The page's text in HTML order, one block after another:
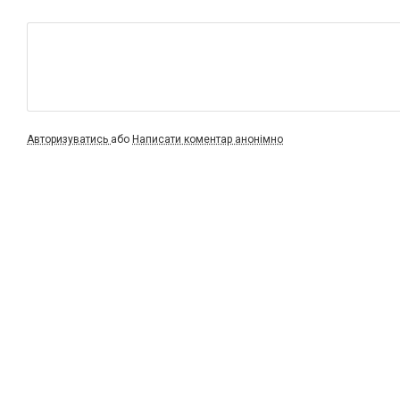
Авторизуватись або Написати коментар анонімно